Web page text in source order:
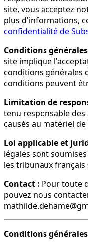
site, vous acceptez
plus d'informations,
confidentialité de
Conditions
site implique
conditions générales
conditions peuvent
Limitation de
tenu responsable
causés au matériel
Loi applicable et
légales sont
les tribunaux
Contact : Pour toute
pouvez nous
Conditions